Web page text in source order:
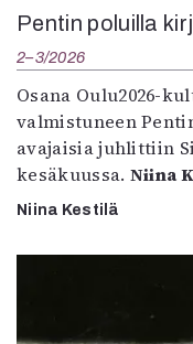
Pentin poluilla
2–3/2026
Osana Oulu2026-
valmistuneen
avajaisia juhlittiin
kesäkuussa. Niina
Niina Kestilä